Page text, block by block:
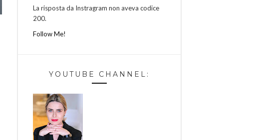
La risposta da Instragram non aveva codice
200.
Follow Me!
YOUTUBE CHANNEL: